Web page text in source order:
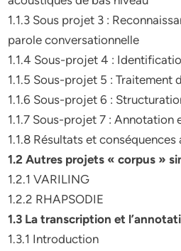
1.1.3 Sous projet 3 :
parole conversationnelle
1.1.4 Sous-projet 4 :
1.1.5 Sous-projet 5 : Traitement
1.1.6 Sous-projet 6 :
1.1.7 Sous-projet 7 : Annotation
1.1.8 Résultats et
1.2 Autres projets « corpus »
1.2.1 VARILING
1.2.2 RHAPSODIE
1.3 La transcription et
1.3.1 Introduction